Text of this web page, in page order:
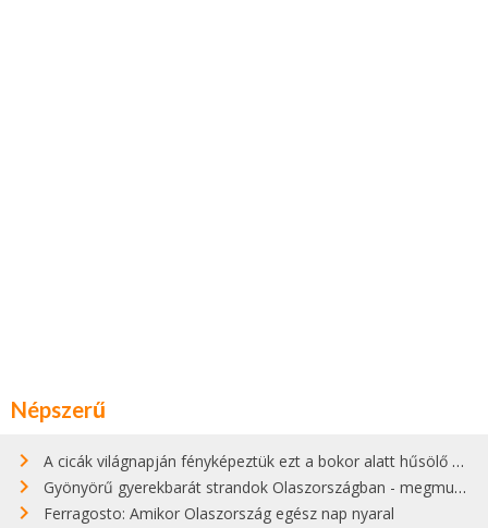
Népszerű
A cicák világnapján fényképeztük ezt a bokor alatt hűsölő cicát Kisorosziban
Gyönyörű gyerekbarát strandok Olaszországban - megmutatjuk a 15 legjobbat
Ferragosto: Amikor Olaszország egész nap nyaral